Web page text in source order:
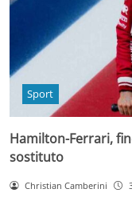
Sport
Hamilton-Ferrari,
sostituto
Christian Camberini